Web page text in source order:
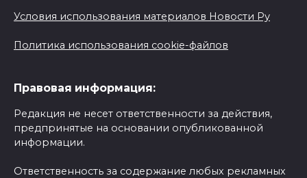
Условия использования материалов Новости Ру
Политика использования cookie-файлов
Правовая информация:
Редакция не несет ответственности за действия,
предпринятые на основании опубликованной
информации.
Ответственность за содержание любых рекламных